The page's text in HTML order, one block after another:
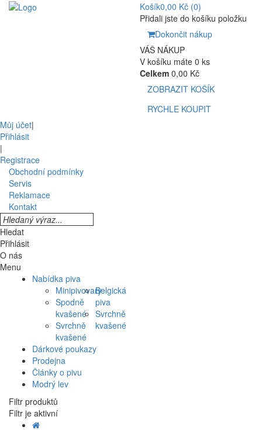
Košík0,00 Kč (0)
Přidali jste do košíku položku
Dokončit nákup
VÁŠ NÁKUP
V košíku máte 0 ks
Celkem 0,00 Kč
ZOBRAZIT KOŠÍK
RYCHLE KOUPIT
Můj účet|
Přihlásit
|
Registrace
Obchodní podmínky
Servis
Reklamace
Kontakt
Hledat
Přihlásit
O nás
Menu
Nabídka piva
Minipivovary
Spodně
kvašené
Svrchně
kvašené
Belgická
piva
Svrchně
kvašené
Dárkové poukazy
Prodejna
Články o pivu
Modrý lev
Filtr produktů
Filtr je aktivní